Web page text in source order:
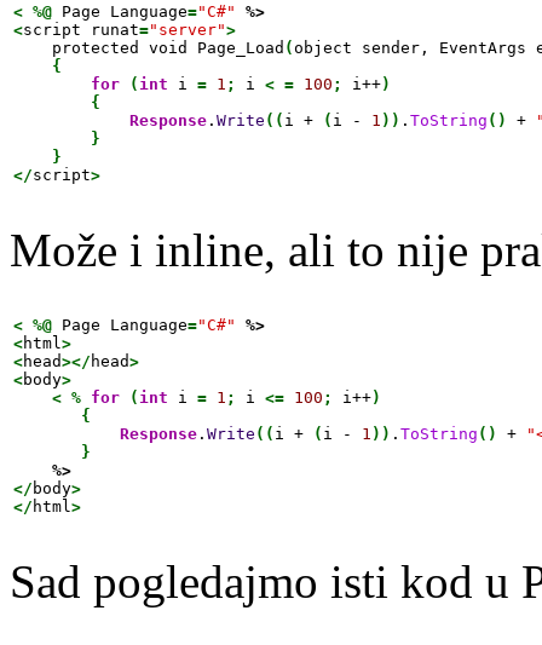
< %@ Page Language="C#"
%>
<script runat="server">
    protected void Page_Load
(object sender, EventArgs
{
for
( int i = 1 ; i < = 100 ; i++)
{
Response . Write ( ( i + ( i - 1 ) ) . ToString ( ) +
}
}
</script>
Može i inline, ali to nije
< %@ Page Language="C#"
%>
<html >
<head></ head>
<body>
< % for ( int i = 1 ; i <= 100 ; i++)
{
Response . Write ( ( i + ( i - 1 ) ) . ToString ( ) +
}
%>
</ body>
</ html >
Sad pogledajmo isti kod u